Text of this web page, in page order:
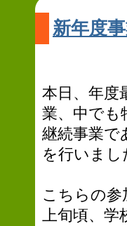
新年度
本日、年度
業、中でも
継続事業で
を行いまし
こちらの参
上旬頃、学